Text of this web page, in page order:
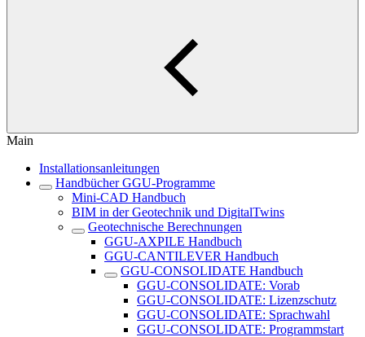
Main
Installationsanleitungen
Handbücher GGU-Programme
Mini-CAD Handbuch
BIM in der Geotechnik und DigitalTwins
Geotechnische Berechnungen
GGU-AXPILE Handbuch
GGU-CANTILEVER Handbuch
GGU-CONSOLIDATE Handbuch
GGU-CONSOLIDATE: Vorab
GGU-CONSOLIDATE: Lizenzschutz
GGU-CONSOLIDATE: Sprachwahl
GGU-CONSOLIDATE: Programmstart